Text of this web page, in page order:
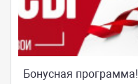
Бонусная программа!